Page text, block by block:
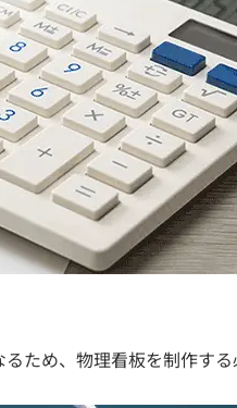
ため、物理看板を制作す